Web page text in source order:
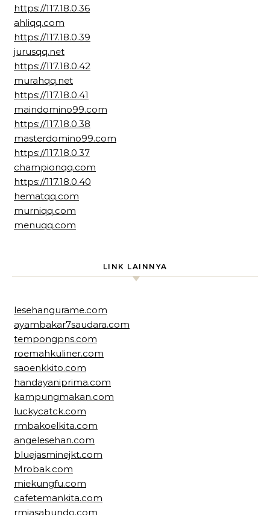
https://117.18.0.36
ahliqq.com
https://117.18.0.39
jurusqq.net
https://117.18.0.42
murahqq.net
https://117.18.0.41
maindomino99.com
https://117.18.0.38
masterdomino99.com
https://117.18.0.37
championqq.com
https://117.18.0.40
hematqq.com
murniqq.com
menuqq.com
LINK LAINNYA
lesehangurame.com
ayambakar7saudara.com
tempongpns.com
roemahkuliner.com
saoenkkito.com
handayaniprima.com
kampungmakan.com
luckycatck.com
rmbakoelkita.com
angelesehan.com
bluejasminejkt.com
Mrobak.com
miekungfu.com
cafetemankita.com
rmjasabundo.com